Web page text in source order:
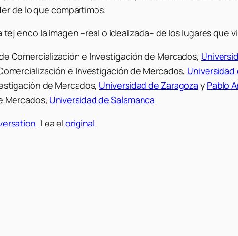
de lo que compartimos.
la imagen –real o idealizada– de los lugares que
Comercialización e Investigación de Mercados,
e Investigación de Mercados, Universidad
de Mercados, Universidad de Zaragoza y Pablo
Mercados, Universidad de Salamanca
. Lea eloriginal.